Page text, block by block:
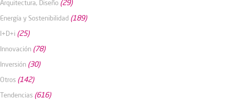
Arquitectura, Diseño (29)
Energía y Sostenibilidad (189)
I+D+i (25)
Innovación (78)
Inversión (30)
Otros (142)
Tendencias (616)